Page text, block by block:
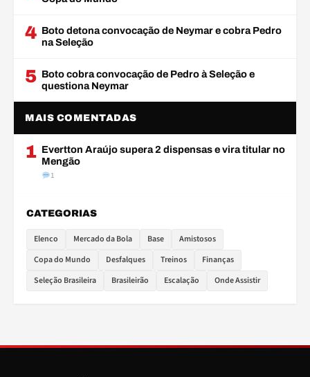
4 Boto detona convocação de Neymar e cobra Pedro
na Seleção
5 Boto cobra convocação de Pedro à Seleção e
questiona Neymar
MAIS COMENTADAS
1 Evertton Araújo supera 2 dispensas e vira titular no
Mengão
1
CATEGORIAS
Elenco Mercado da Bola Base
Amistosos
Copa do Mundo
Desfalques Treinos
Finanças
Seleção Brasileira
Brasileirão Escalação Onde Assistir